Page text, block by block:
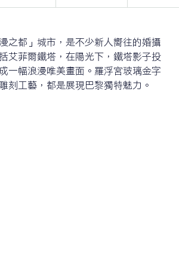
之都」城市，是不少新人嚮往的婚攝
艾菲爾鐵塔，在陽光下，鐵塔影子投
一幅浪漫唯美畫面。羅浮宮玻璃金字
刻工藝，都是展現巴黎獨特魅力。